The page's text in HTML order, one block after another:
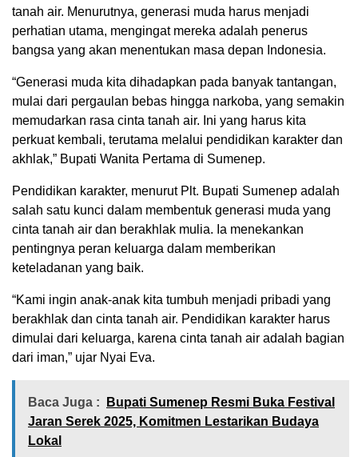
tanah air. Menurutnya, generasi muda harus menjadi
perhatian utama, mengingat mereka adalah penerus
bangsa yang akan menentukan masa depan Indonesia.
“Generasi muda kita dihadapkan pada banyak tantangan,
mulai dari pergaulan bebas hingga narkoba, yang semakin
memudarkan rasa cinta tanah air. Ini yang harus kita
perkuat kembali, terutama melalui pendidikan karakter dan
akhlak,” Bupati Wanita Pertama di Sumenep.
Pendidikan karakter, menurut Plt. Bupati Sumenep adalah
salah satu kunci dalam membentuk generasi muda yang
cinta tanah air dan berakhlak mulia. Ia menekankan
pentingnya peran keluarga dalam memberikan
keteladanan yang baik.
“Kami ingin anak-anak kita tumbuh menjadi pribadi yang
berakhlak dan cinta tanah air. Pendidikan karakter harus
dimulai dari keluarga, karena cinta tanah air adalah bagian
dari iman,” ujar Nyai Eva.
Baca Juga :
Bupati Sumenep Resmi Buka Festival
Jaran Serek 2025, Komitmen Lestarikan Budaya
Lokal